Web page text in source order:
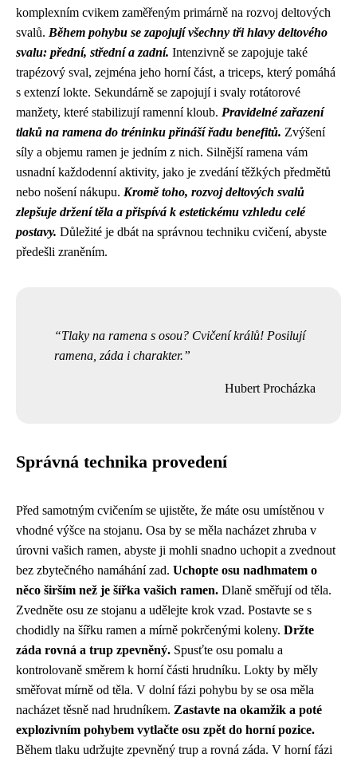
komplexním cvikem zaměřeným primárně na rozvoj deltových
svalů. Během pohybu se zapojují všechny tři hlavy deltového
svalu: přední, střední a zadní. Intenzivně se zapojuje také
trapézový sval, zejména jeho horní část, a triceps, který pomáhá
s extenzí lokte. Sekundárně se zapojují i svaly rotátorové
manžety, které stabilizují ramenní kloub. Pravidelné zařazení
tlaků na ramena do tréninku přináší řadu benefitů. Zvýšení
síly a objemu ramen je jedním z nich. Silnější ramena vám
usnadní každodenní aktivity, jako je zvedání těžkých předmětů
nebo nošení nákupu. Kromě toho, rozvoj deltových svalů
zlepšuje držení těla a přispívá k estetickému vzhledu celé
postavy. Důležité je dbát na správnou techniku cvičení, abyste
předešli zraněním.
Tlaky na ramena s osou? Cvičení králů! Posilují
ramena, záda i charakter.
Hubert Procházka
Správná technika provedení
Před samotným cvičením se ujistěte, že máte osu umístěnou v
vhodné výšce na stojanu. Osa by se měla nacházet zhruba v
úrovni vašich ramen, abyste ji mohli snadno uchopit a zvednout
bez zbytečného namáhání zad. Uchopte osu nadhmatem o
něco širším než je šířka vašich ramen. Dlaně směřují od těla.
Zvedněte osu ze stojanu a udělejte krok vzad. Postavte se s
chodidly na šířku ramen a mírně pokrčenými koleny. Držte
záda rovná a trup zpevněný. Spusťte osu pomalu a
kontrolovaně směrem k horní části hrudníku. Lokty by měly
směřovat mírně od těla. V dolní fázi pohybu by se osa měla
nacházet těsně nad hrudníkem. Zastavte na okamžik a poté
explozivním pohybem vytlačte osu zpět do horní pozice.
Během tlaku udržujte zpevněný trup a rovná záda. V horní fázi